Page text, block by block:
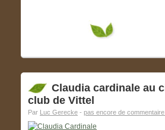
Claudia cardinale au
club de Vittel
Par Luc Gerecke - pas encore de commentaire.